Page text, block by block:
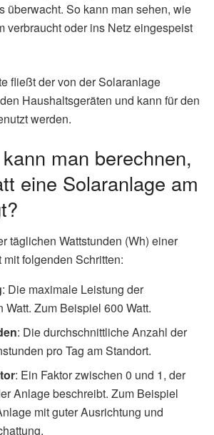
überwacht. So kann man sehen, wie
verbraucht oder ins Netz eingespeist
fließt der von der Solaranlage
Haushaltsgeräten und kann für den
werden.
man berechnen,
eine Solaranlage am
täglichen Wattstunden (Wh) einer
folgenden Schritten:
: Die maximale Leistung der
Watt. Zum Beispiel 600 Watt.
: Die durchschnittliche Anzahl der
pro Tag am Standort.
: Ein Faktor zwischen 0 und 1, der
Anlage beschreibt. Zum Beispiel
mit guter Ausrichtung und